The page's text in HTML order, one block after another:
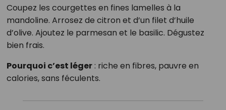
Coupez les courgettes en fines lamelles à la
mandoline. Arrosez de citron et d’un filet d’huile
d’olive. Ajoutez le parmesan et le basilic. Dégustez
bien frais.
Pourquoi c’est léger: riche en fibres, pauvre en
calories, sans féculents.